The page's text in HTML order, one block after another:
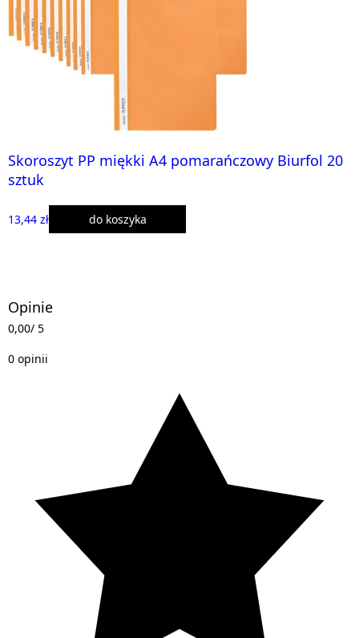
Skoroszyt PP miękki A4 pomarańczowy Biurfol 20
sztuk
13,44 zł do koszyka
Opinie
0,00/ 5
0 opinii